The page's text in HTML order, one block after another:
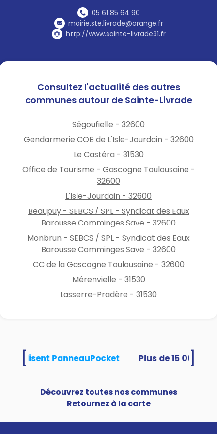
05 61 85 64 90
mairie.ste.livrade@orange.fr
http://www.sainte-livrade31.fr
espaces naturels et nos
habitations.
Pour en savoir plus : 👇
eteo-des-forets
Consultez l'actualité des autres
communes autour de Sainte-Livrade
Ségoufielle - 32600
Gendarmerie COB de L'Isle-Jourdain - 32600
Le Castéra - 31530
Office de Tourisme - Gascogne Toulousaine -
32600
L'Isle-Jourdain - 32600
Beaupuy - SEBCS / SPL - Syndicat des Eaux
Barousse Comminges Save - 32600
Monbrun - SEBCS / SPL - Syndicat des Eaux
Barousse Comminges Save - 32600
CC de la Gascogne Toulousaine - 32600
Mérenvielle - 31530
Lasserre-Pradère - 31530
utilisent PanneauPocket
Découvrez toutes nos communes
Retournez à la carte